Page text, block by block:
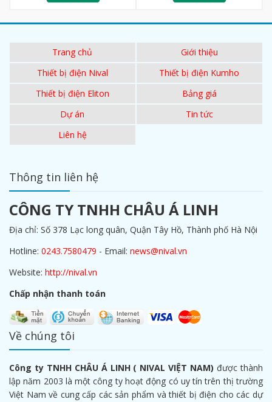
Trang chủ
Giới thiệu
Thiết bị điện Nival
Thiết bị điện Kumho
Thiết bị điện Eliton
Bảng giá
Dự án
Tin tức
Liên hệ
Thông tin liên hệ
CÔNG TY TNHH CHÂU Á LINH
Địa chỉ: Số 378 Lạc long quân, Quận Tây Hồ, Thành phố Hà Nội
Hotline: 0243.7580479 - Email: news@nival.vn
Website: http://nival.vn
Chấp nhận thanh toán
Về chúng tôi
Công ty TNHH CHÂU Á LINH ( NIVAL VIỆT NAM) được thành
lập năm 2003 là một công ty hoạt động có uy tín trên thị trường
Việt Nam về cung cấp các sản phẩm và thiết bị điện cho các dự